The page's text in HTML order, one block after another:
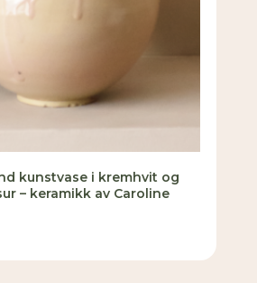
kunstvase i kremhvit og
– keramikk av Caroline